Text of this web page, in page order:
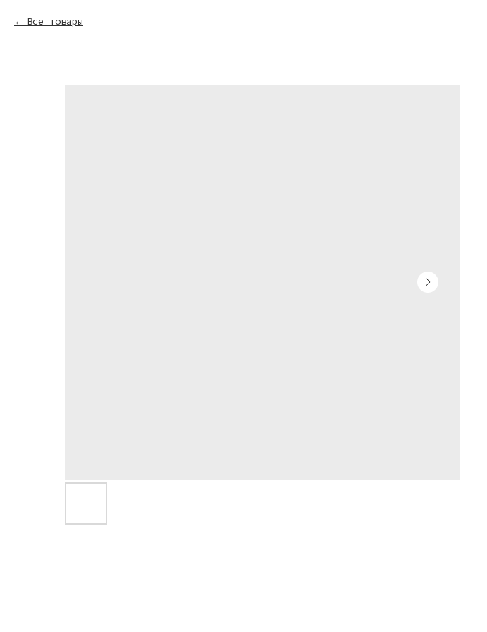
Все товары